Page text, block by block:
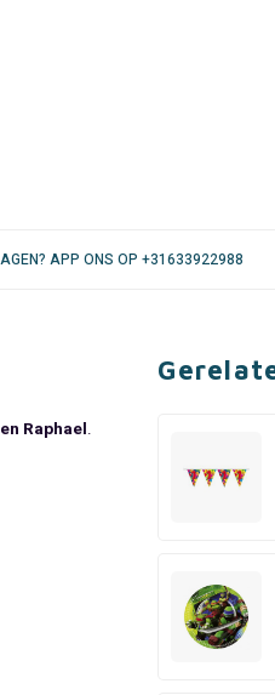
APP ONS OP +31633922988
Raphael.